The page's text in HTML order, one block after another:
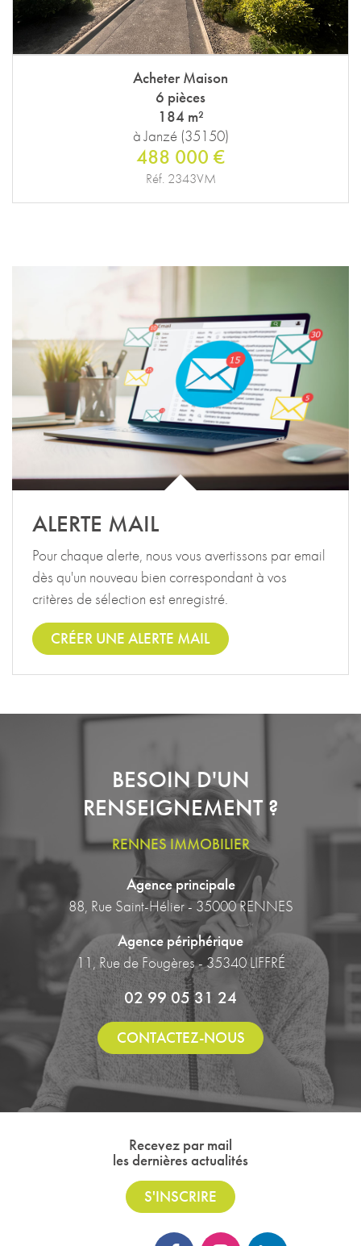
Acheter Maison
6 pièces
184 m²
à Janzé (35150)
488 000 €
Réf. 2343VM
ALERTE MAIL
Pour chaque alerte, nous vous avertissons par email
dès qu'un nouveau bien correspondant à vos
critères de sélection est enregistré.
CRÉER UNE ALERTE MAIL
BESOIN D'UN
RENSEIGNEMENT ?
RENNES IMMOBILIER
Agence principale
88, Rue Saint-Hélier - 35000 RENNES
Agence périphérique
11, Rue de Fougères - 35340 LIFFRÉ
02 99 05 31 24
CONTACTEZ-NOUS
Recevez par mail
les dernières actualités
S'INSCRIRE